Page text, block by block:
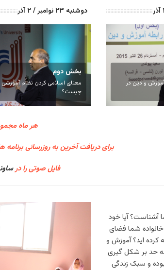
دوشنبه ۲۳ نوامبر / ۲ آذر
بخش دوم
معنای اسلامی کردن نظام آموزشی
چیست؟
آموزش و دین در
هر ماه
برای دریافت آخرین به روزرسانی
فایل صوتی را در
آشناست؟ آیا خود
شما فضای
کرده اید؟ آموزش و
حد بر شکل گیری
و سبک زندگی